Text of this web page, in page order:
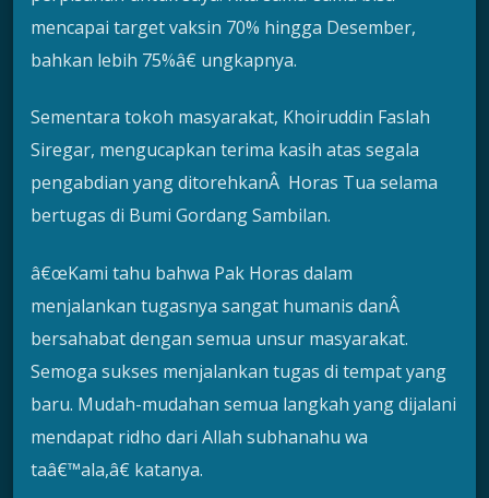
mencapai target vaksin 70% hingga Desember,
bahkan lebih 75%â€ ungkapnya.
Sementara tokoh masyarakat, Khoiruddin Faslah
Siregar, mengucapkan terima kasih atas segala
pengabdian yang ditorehkanÂ Horas Tua selama
bertugas di Bumi Gordang Sambilan.
â€œKami tahu bahwa Pak Horas dalam
menjalankan tugasnya sangat humanis danÂ
bersahabat dengan semua unsur masyarakat.
Semoga sukses menjalankan tugas di tempat yang
baru. Mudah-mudahan semua langkah yang dijalani
mendapat ridho dari Allah subhanahu wa
taâ€™ala,â€ katanya.